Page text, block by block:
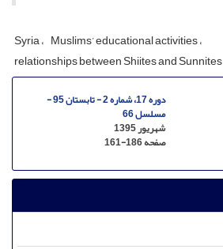
Syria Muslims’ educational activities
relationships between Shiites and Sunnites
دوره 17، شماره 2 - تابستان 95 -
مسلسل 66
شهریور 1395
صفحه161-186